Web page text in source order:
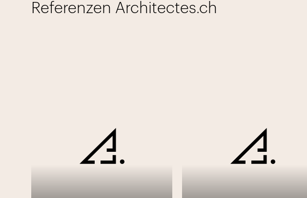
Referenzen Architectes.ch